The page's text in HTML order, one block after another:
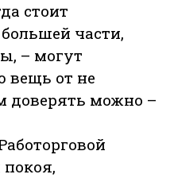
стоит
части,
– могут
вещь от не
доверять можно –